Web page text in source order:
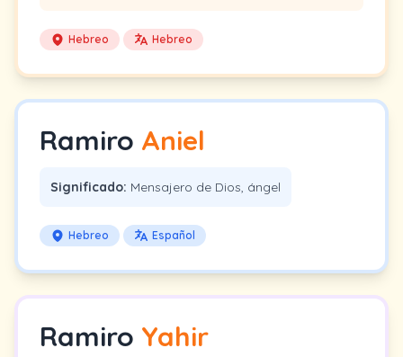
Hebreo Hebreo
Ramiro Aniel
Significado: Mensajero de Dios, ángel
Hebreo Español
Ramiro Yahir